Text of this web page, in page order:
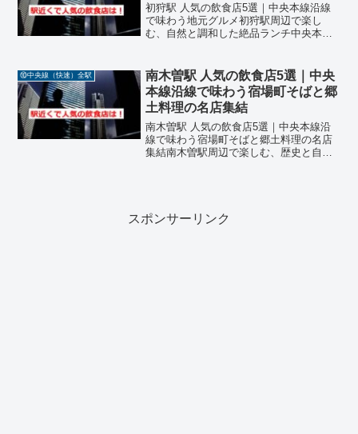
初狩駅 人気の飲食店5選｜中央本線沿線
で味わう地元グルメ初狩駅周辺で楽し
む、自然と調和した絶品ランチ中央本
ーカルな飲食店が点在しています。観光
やドライブの途中に立ち寄る...
⑩中央線（快速）全駅
南木曽駅 人気の飲食店5選｜中央
本線沿線で味わう宿場町そばと郷
土料理の名店集結
南木曽駅 人気の飲食店5選｜中央本線沿
線で味わう宿場町そばと郷土料理の名店
集結南木曽駅周辺で楽しむ、歴史と自然
スポンサーリンク